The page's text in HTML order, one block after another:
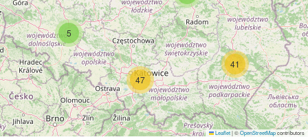
41
5
47
Leaflet|©OpenStreetMapcontributors